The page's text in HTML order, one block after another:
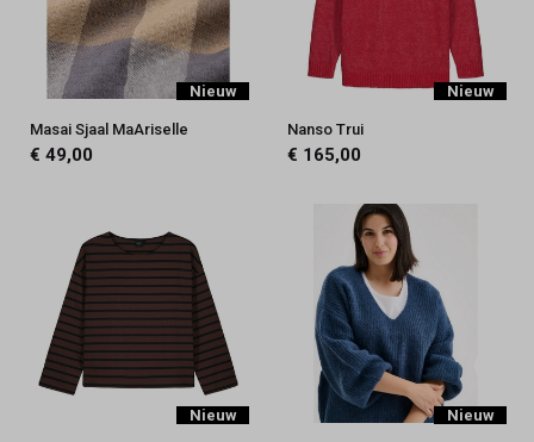
Nieuw
Masai Sjaal MaAriselle
€ 49,00
Nieuw
Nanso Trui
€ 165,00
Nieuw Nieuw